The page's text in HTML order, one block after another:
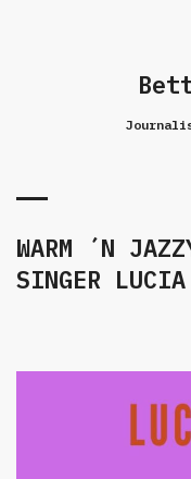
WARM ´N
SINGER LUCIA